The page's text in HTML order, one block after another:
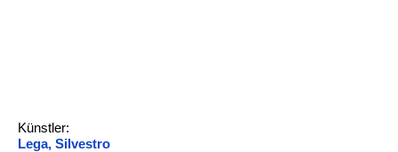
Künstler:
Lega, Silvestro